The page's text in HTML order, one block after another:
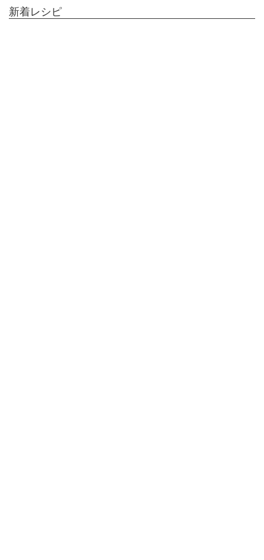
新着レシピ